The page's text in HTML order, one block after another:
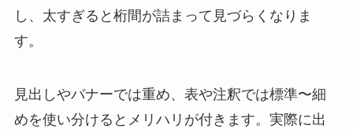
し、太すぎると桁間が詰まって見づらくなりま
す。
見出しやバナーでは重め、表や注釈では標準〜細
めを使い分けるとメリハリが付きます。実際に出